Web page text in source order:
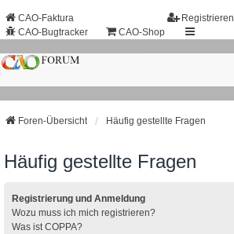
Registrieren
CAO-Faktura
CAO-Bugtracker
CAO-Shop
Foren-Übersicht Häufig gestellte Fragen
Häufig gestellte Fragen
Registrierung und Anmeldung
Wozu muss ich mich registrieren?
Was ist COPPA?